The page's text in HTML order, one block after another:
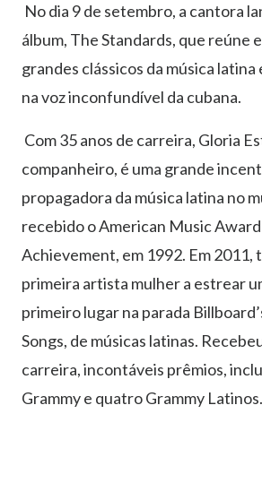
No dia 9 de setembro, a cantora
álbum, The Standards, que reúne
grandes clássicos da música
na voz inconfundível da cubana.
Com 35 anos de carreira, Gloria
companheiro, é uma grande
propagadora da música latina no
recebido o American Music
Achievement, em 1992. Em 2011,
primeira artista mulher a estrear
primeiro lugar na parada
Songs, de músicas latinas.
carreira, incontáveis prêmios,
Grammy e quatro Grammy Latinos.